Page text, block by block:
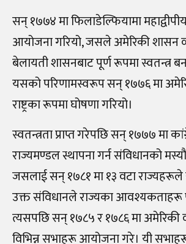
सन् १७७४ मा फिलाडेल्फियामा
आयोजना गरियो, जसले अमेरिकी शासन
बेलायती शासनबाट पूर्ण रूपमा स्वतन्त्र
यसको परिणामस्वरूप सन् १७७६ मा
राष्ट्रका रूपमा घोषणा गरियो।
स्वतन्त्रता प्राप्त गरेपछि सन् १७७७ मा
राज्यमण्डल स्थापना गर्न संविधानको
जसलाई सन् १७८१ मा १३ वटा राज्यहरूले
उक्त संविधानले राज्यका आवश्यकताहरू
त्यसपछि सन् १७८५ र १७८६ मा अमेरिकी
विभिन्न सभाहरू आयोजना गरे। यी